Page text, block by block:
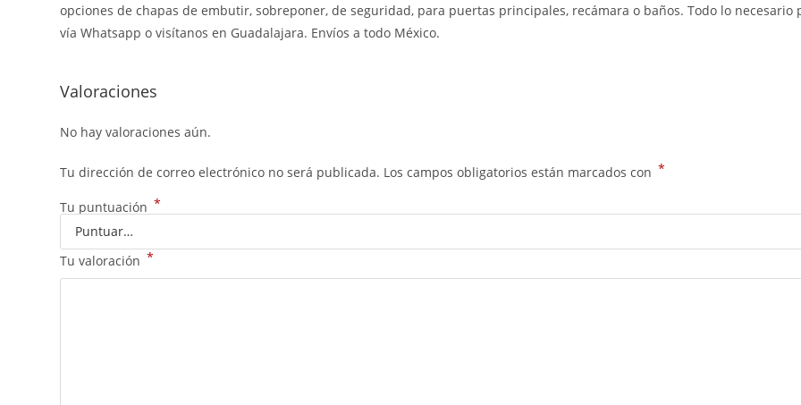
opciones de chapas de embutir, sobreponer, de seguridad, para puertas principales, recámara o baños. Todo lo
vía Whatsapp o visítanos en Guadalajara. Envíos a todo México.
Valoraciones
No hay valoraciones aún.
Tu dirección de correo electrónico no será publicada. Los campos obligatorios están marcados con *
Tu puntuación *
Tu valoración *